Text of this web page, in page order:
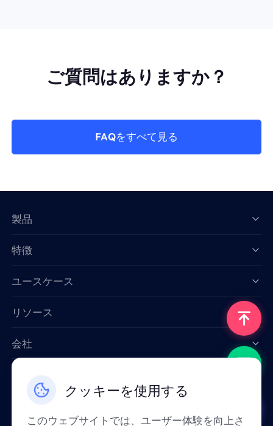
ご質問はありますか？
FAQをすべて見る
クッキーを使用する
このウェブサイトでは、ユーザー体験を向上さ
製品
特徴
ユースケース
リソース
会社
Email: support@smartproxy.org